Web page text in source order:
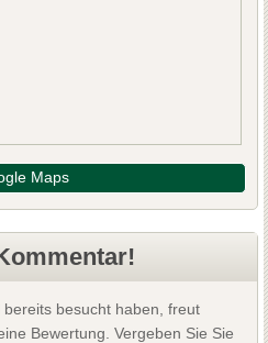
Maps
besucht haben, freut
Bewertung. Vergeben Sie Sie